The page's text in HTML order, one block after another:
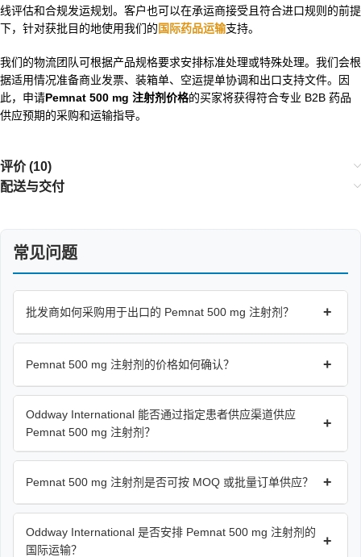
线评估和合规发运规划。客户也可以在承运商接受且符合进口规则的前提
下，针对获批目的地使用我们的国际药品运输支持。
我们的物流团队可根据产品规格要求安排标准处理或特殊处理。我们会根
据适用情况准备商业发票、装箱单、空运提单协调和出口支持文件。因
此，申请Pemnat 500 mg 注射剂价格的买家将获得符合专业 B2B 药品
供应预期的采购和运输指导。
评价 (10)
配送与交付
常见问题
批发商如何采购用于出口的 Pemnat 500 mg 注射剂？ +
Pemnat 500 mg 注射剂的价格如何确认？ +
Oddway International 能否通过指定患者供应渠道供应
Pemnat 500 mg 注射剂？
+
Pemnat 500 mg 注射剂是否可按 MOQ 或批量订单供应？ +
Oddway International 是否安排 Pemnat 500 mg 注射剂的
国际运输？
+